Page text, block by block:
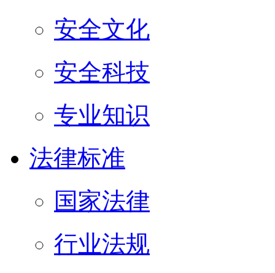
安全文化
安全科技
专业知识
法律标准
国家法律
行业法规